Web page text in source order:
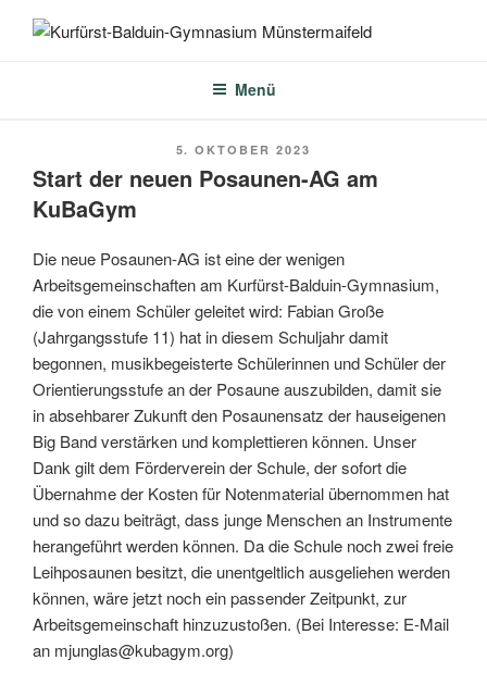
Inhalt
Menü
VERÖFFENTLICHT
5. OKTOBER 2023
Start der neuen Posaunen-AG am
KuBaGym
Die neue Posaunen-AG ist eine der wenigen
Arbeitsgemeinschaften am Kurfürst-Balduin-Gymnasium,
die von einem Schüler geleitet wird: Fabian Große
(Jahrgangsstufe 11) hat in diesem Schuljahr damit
begonnen, musikbegeisterte Schülerinnen und Schüler der
Orientierungsstufe an der Posaune auszubilden, damit sie
in absehbarer Zukunft den Posaunensatz der hauseigenen
Big Band verstärken und komplettieren können. Unser
Dank gilt dem Förderverein der Schule, der sofort die
Übernahme der Kosten für Notenmaterial übernommen hat
und so dazu beiträgt, dass junge Menschen an Instrumente
herangeführt werden können. Da die Schule noch zwei freie
Leihposaunen besitzt, die unentgeltlich ausgeliehen werden
können, wäre jetzt noch ein passender Zeitpunkt, zur
Arbeitsgemeinschaft hinzuzustoßen. (Bei Interesse: E-Mail
an mjunglas@kubagym.org)